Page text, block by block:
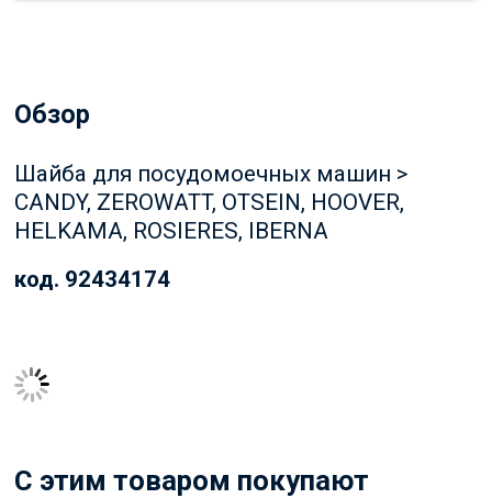
Обзор
Шайба для посудомоечных машин >
CANDY, ZEROWATT, OTSEIN, HOOVER,
HELKAMA, ROSIERES, IBERNA
код. 92434174
C этим товаром покупают